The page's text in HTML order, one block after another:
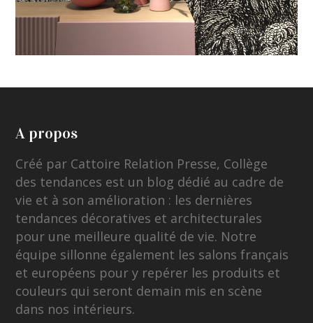
A propos
Créé par Cattoire Relation Presse, Collège
des tendances est un blog dédié au cadre de
vie et à son amélioration : les dernières
tendances décoratives et architecturales
pour une meilleure qualité de vie. Notre
équipe sillonne également les salons français
et européens pour y repérer les produits et
couleurs qui seront demain mis en scène
dans nos intérieurs.